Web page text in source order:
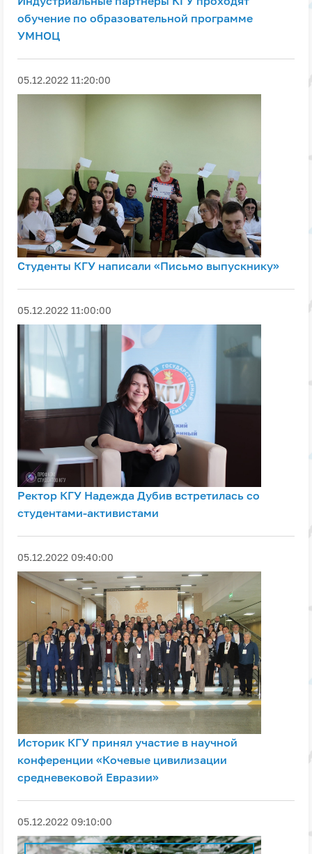
обучение по образовательной программе
УМНОЦ
05.12.2022 11:20:00
Студенты КГУ написали «Письмо выпускнику»
05.12.2022 11:00:00
Ректор КГУ Надежда Дубив встретилась со
студентами-активистами
05.12.2022 09:40:00
Историк КГУ принял участие в научной
конференции «Кочевые цивилизации
средневековой Евразии»
05.12.2022 09:10:00